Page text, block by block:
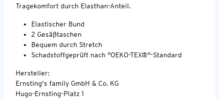
Tragekomfort durch Elasthan-Anteil.
Elastischer Bund
2 Gesäßtaschen
Bequem durch Stretch
Schadstoffgeprüft nach "OEKO-TEX®"-Standard
Hersteller:
Ernsting's family GmbH & Co. KG
Hugo-Ernsting-Platz 1